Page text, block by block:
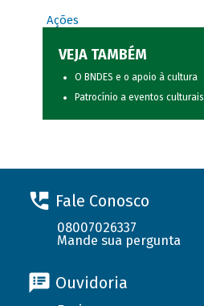
Ações
VEJA TAMBÉM
O BNDES e o apoio à cultura
Patrocínio a eventos culturais
Fale Conosco
08007026337
Mande sua pergunta
Ouvidoria